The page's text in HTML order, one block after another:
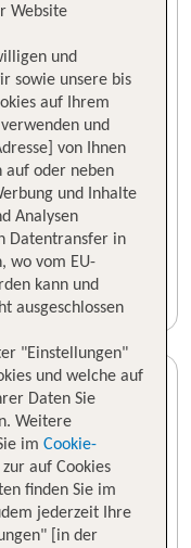
Website
und
sowie unsere bis
auf Ihrem
und
von Ihnen
auf oder neben
und Inhalte
Analysen
Datentransfer in
wo vom EU-
kann und
ausgeschlossen
"Einstellungen"
und welche auf
Daten Sie
Weitere
im Cookie-
auf Cookies
finden Sie im
jederzeit Ihre
[in der